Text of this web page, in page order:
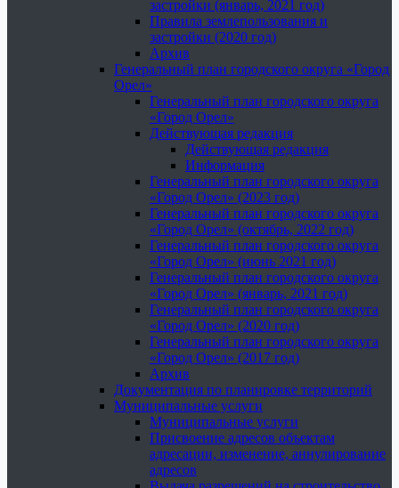
застройки (январь, 2021 год)
Правила землепользования и
застройки (2020 год)
Архив
Генеральный план городского округа «Город
Орел»
Генеральный план городского округа
«Город Орел»
Действующая редакция
Действующая редакция
Информация
Генеральный план городского округа
«Город Орел» (2023 год)
Генеральный план городского округа
«Город Орел» (октябрь, 2022 год)
Генеральный план городского округа
«Город Орел» (июнь 2021 год)
Генеральный план городского округа
«Город Орел» (январь, 2021 год)
Генеральный план городского округа
«Город Орел» (2020 год)
Генеральный план городского округа
«Город Орел» (2017 год)
Архив
Документация по планировке территорий
Муниципальные услуги
Муниципальные услуги
Присвоение адресов объектам
адресации, изменение, аннулирование
адресов